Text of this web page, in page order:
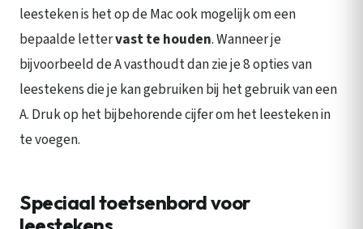
leesteken is het op de Mac ook mogelijk om een
bepaalde lettervast te houden. Wanneer je
bijvoorbeeld de A vasthoudt dan zie je 8 opties van
leestekens die je kan gebruiken bij het gebruik van een
A. Druk op het bijbehorende cijfer om het leesteken in
te voegen.
Speciaal toetsenbord voor